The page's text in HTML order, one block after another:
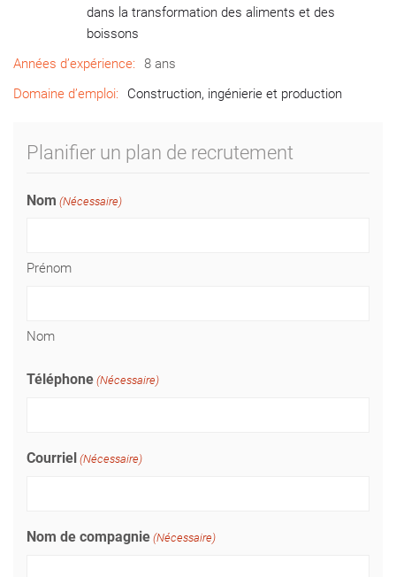
dans la transformation des aliments et des
boissons
Années d’expérience:
8 ans
Domaine d’emploi:
Construction, ingénierie et production
Planifier un plan de recrutement
Nom (Nécessaire)
Prénom
Nom
Téléphone (Nécessaire)
Courriel (Nécessaire)
Nom de compagnie (Nécessaire)